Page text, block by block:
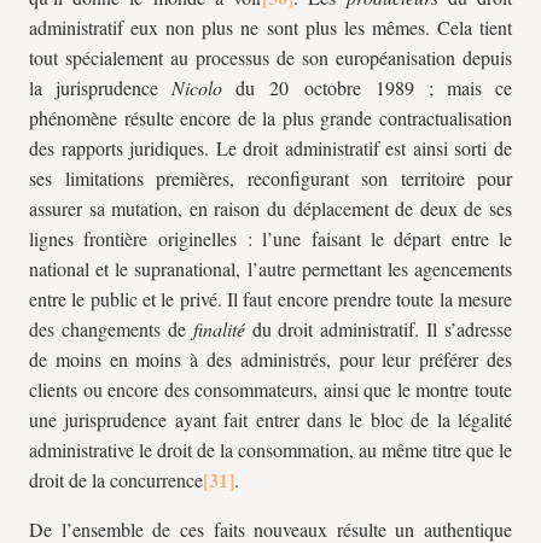
administratif eux non plus ne sont plus les mêmes. Cela tient
tout spécialement au processus de son européanisation depuis
la jurisprudence Nicolo du 20 octobre 1989 ; mais ce
phénomène résulte encore de la plus grande contractualisation
des rapports juridiques. Le droit administratif est ainsi sorti de
ses limitations premières, reconfigurant son territoire pour
assurer sa mutation, en raison du déplacement de deux de ses
lignes frontière originelles : l’une faisant le départ entre le
national et le supranational, l’autre permettant les agencements
entre le public et le privé. Il faut encore prendre toute la mesure
des changements de finalité du droit administratif. Il s’adresse
de moins en moins à des administrés, pour leur préférer des
clients ou encore des consommateurs, ainsi que le montre toute
une jurisprudence ayant fait entrer dans le bloc de la légalité
administrative le droit de la consommation, au même titre que le
droit de la concurrence
.
De l’ensemble de ces faits nouveaux résulte un authentique